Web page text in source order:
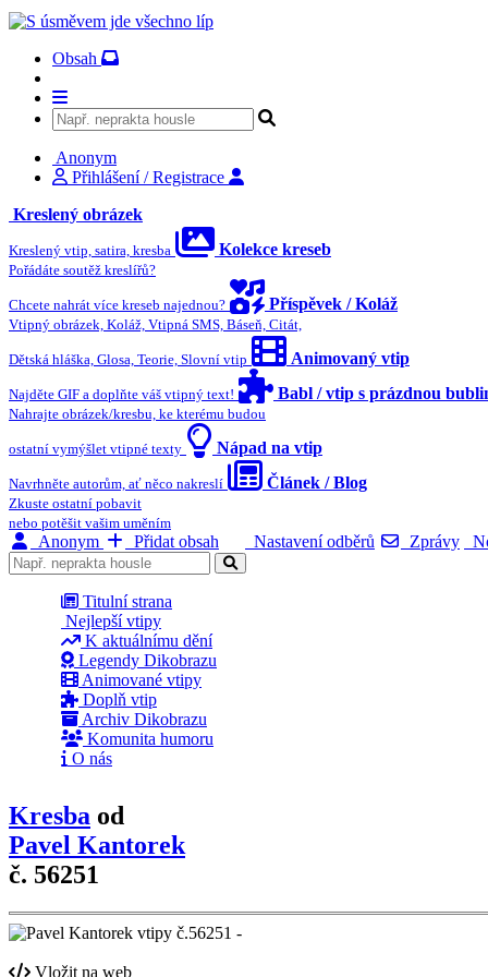
Obsah
Anonym
Přihlášení / Registrace
Kreslený obrázek
Kreslený vtip, satira, kresba Kolekce kreseb
Pořádáte soutěž kreslířů?
Chcete nahrát více kreseb najednou? Příspěvek / Koláž
Vtipný obrázek, Koláž, Vtipná SMS, Báseň, Citát,
Dětská hláška, Glosa, Teorie, Slovní vtip Animovaný vtip
Najděte GIF a doplňte váš vtipný text! Babl / vtip s prázdnou
Nahrajte obrázek/kresbu, ke kterému budou
ostatní vymýšlet vtipné texty Nápad na vtip
Navrhněte autorům, ať něco nakreslí Článek / Blog
Zkuste ostatní pobavit
nebo potěšit vašim uměním
Anonym Přidat obsah Nastavení odběrů Zprávy
Titulní strana
Nejlepší vtipy
K aktuálnímu dění
Legendy Dikobrazu
Animované vtipy
Doplň vtip
Archiv Dikobrazu
Komunita humoru
O nás
Kresba od
Pavel Kantorek
č. 56251
Vložit na web